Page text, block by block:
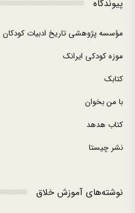
پیوندگاه
مؤسسه پژوهشی تاریخ ادبیات کودکان
موزه کودکی ایرانک
کتابک
با من بخوان
کتاب هدهد
نشر چیستا
نوشته‌های آموزش خلاق